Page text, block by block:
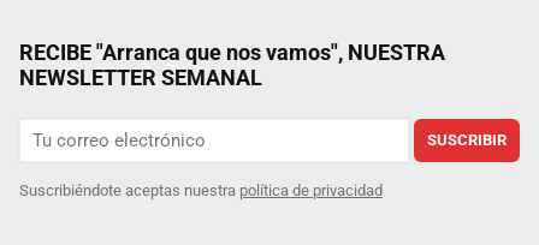
RECIBE "Arranca que nos vamos", NUESTRA
NEWSLETTER SEMANAL
SUSCRIBIR
Suscribiéndote aceptas nuestra política de privacidad